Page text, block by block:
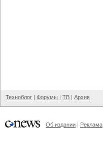
Техноблог | Форумы | ТВ | Архив
Об издании | Реклама